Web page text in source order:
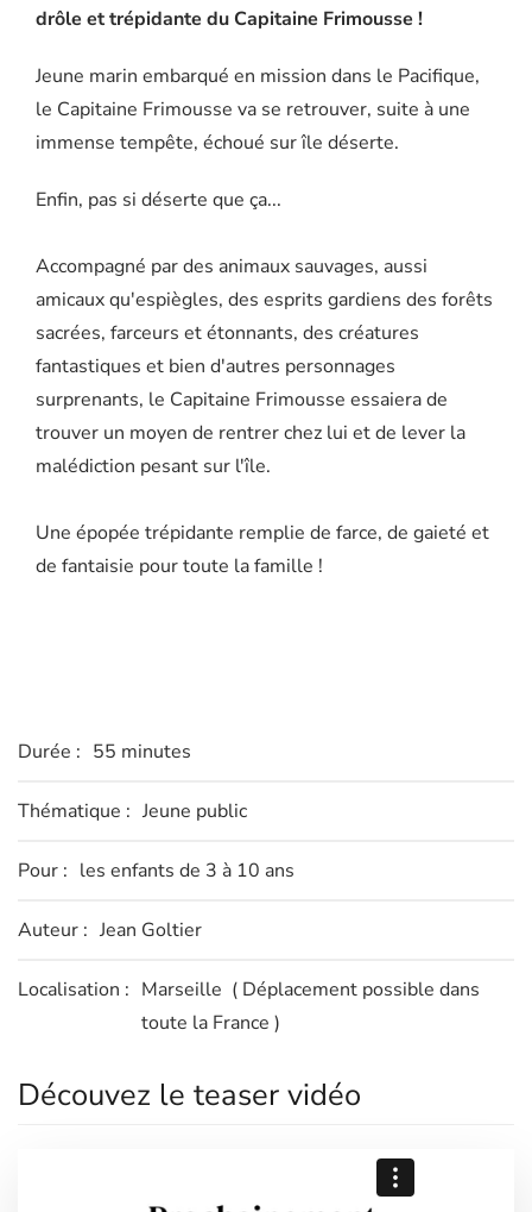
drôle et trépidante du Capitaine Frimousse !
Jeune marin embarqué en mission dans le Pacifique,
le Capitaine Frimousse va se retrouver, suite à une
immense tempête, échoué sur île déserte.
Enfin, pas si déserte que ça...
Accompagné par des animaux sauvages, aussi
amicaux qu'espiègles, des esprits gardiens des forêts
sacrées, farceurs et étonnants, des créatures
fantastiques et bien d'autres personnages
surprenants, le Capitaine Frimousse essaiera de
trouver un moyen de rentrer chez lui et de lever la
malédiction pesant sur l'île.
Une épopée trépidante remplie de farce, de gaieté et
de fantaisie pour toute la famille !
Durée : 55 minutes
Thématique : Jeune public
Pour : les enfants de 3 à 10 ans
Auteur : Jean Goltier
Localisation : Marseille ( Déplacement possible dans
toute la France )
Découvez le teaser vidéo